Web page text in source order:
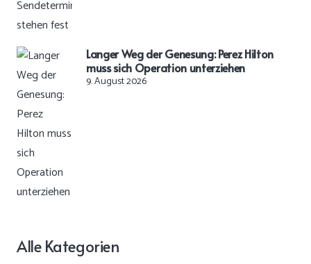
Langer Weg der Genesung: Perez Hilton
muss sich Operation unterziehen
9. August 2026
Alle Kategorien